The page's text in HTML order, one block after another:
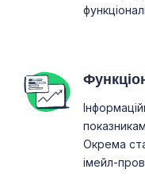
Окрема
імейл-